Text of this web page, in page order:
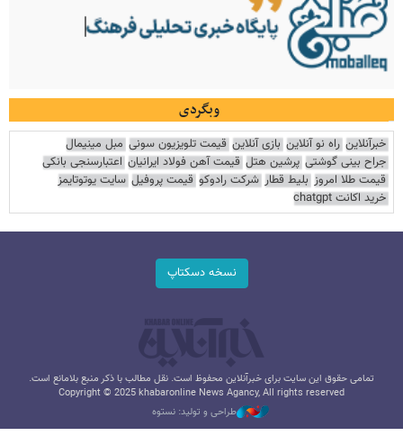
وبگردی
خبرآنلاین راه نو آنلاین بازی آنلاین قیمت تلویزیون سونی مبل مینیمال
جراح بینی گوشتی پرشین هتل قیمت آهن فولاد ایرانیان اعتبارسنجی بانکی
قیمت طلا امروز بلیط قطار شرکت رادوکو قیمت پروفیل سایت یوتوتایمز
خرید اکانت chatgpt
نسخه دسکتاپ
تمامی حقوق این سایت برای خبرآنلاین محفوظ است. نقل مطالب با ذکر منبع بلامانع است.
Copyright © 2025 khabaronline News Agancy, All rights reserved
طراحی و تولید: نستوه